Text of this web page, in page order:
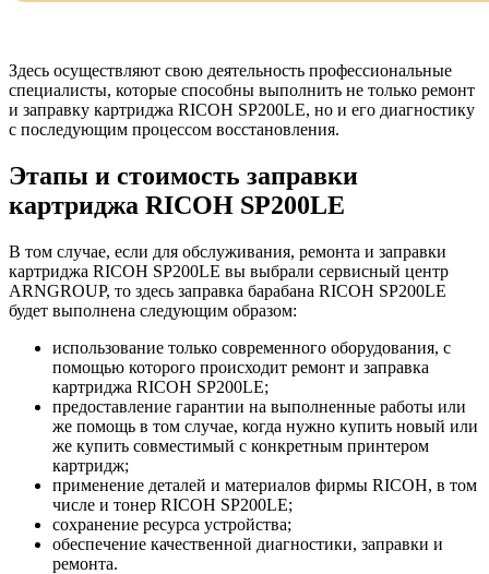
Здесь осуществляют свою деятельность профессиональные
специалисты, которые способны выполнить не только ремонт
и заправку картриджа RICOH SP200LE, но и его диагностику
с последующим процессом восстановления.
Этапы и стоимость заправки
картриджа RICOH SP200LE
В том случае, если для обслуживания, ремонта и заправки
картриджа RICOH SP200LE вы выбрали сервисный центр
ARNGROUP, то здесь заправка барабана RICOH SP200LE
будет выполнена следующим образом:
использование только современного оборудования, с
помощью которого происходит ремонт и заправка
картриджа RICOH SP200LE;
предоставление гарантии на выполненные работы или
же помощь в том случае, когда нужно купить новый или
же купить совместимый с конкретным принтером
картридж;
применение деталей и материалов фирмы RICOH, в том
числе и тонер RICOH SP200LE;
сохранение ресурса устройства;
обеспечение качественной диагностики, заправки и
ремонта.